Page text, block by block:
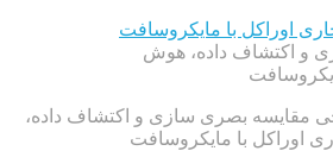
و اکتشاف داده، هوش
مقایسه بصری سازی و اکتشاف داده،
اوراکل با مایکروسافت